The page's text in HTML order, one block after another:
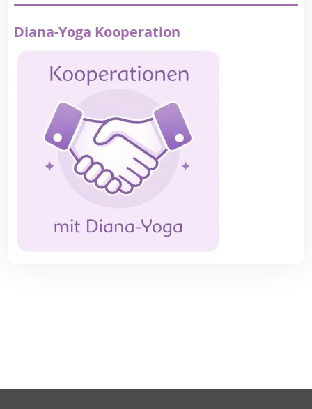
Diana-Yoga Kooperation